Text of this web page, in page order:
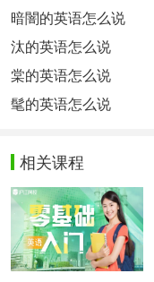
暗闇的英语怎么说
汰的英语怎么说
棠的英语怎么说
髦的英语怎么说
相关课程